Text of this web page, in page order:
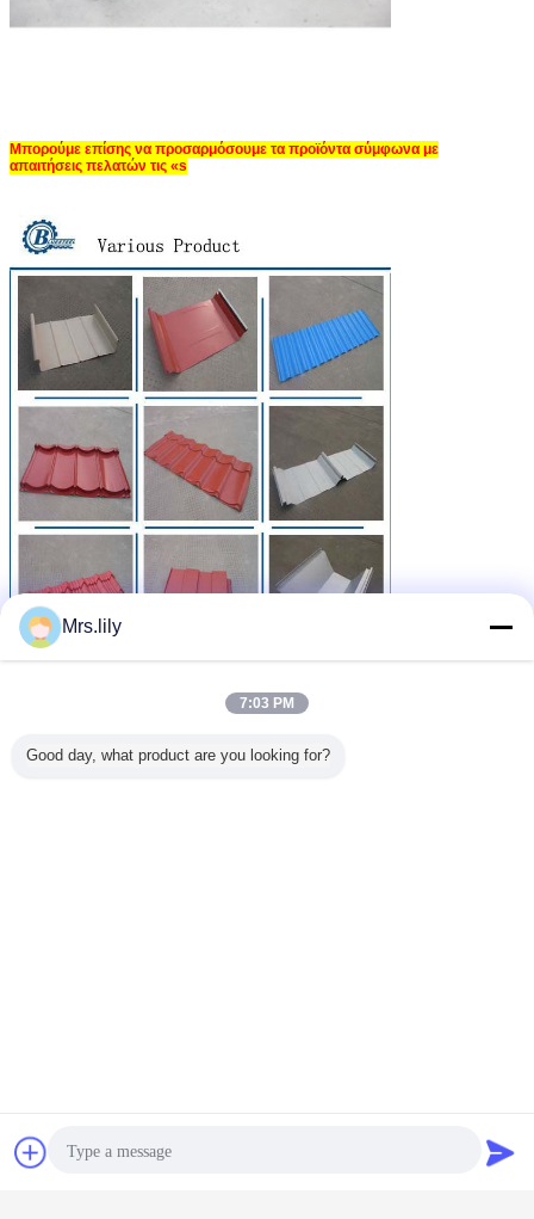
Μπορούμε επίσης να προσαρμόσουμε τα προϊόντα σύμφωνα με
απαιτήσεις πελατών τις «s
Ετικέττες:
μέταλλο φύλλων που διαμορφώνει τις μηχανές
συζήτηση
Mrs.lily
7:03 PM
Good day, what product are you looking for?